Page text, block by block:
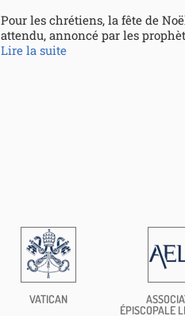
Pour les chrétiens, la fête de
attendu, annoncé par les
Lire la suite
VATICAN
ÉPISCOPALE